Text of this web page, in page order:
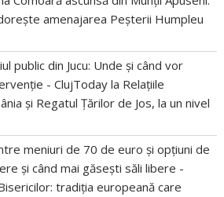
amenajarea Peșterii Humpleu
public din Jucu: Unde și când vor
- ClujToday la Relațiile
și Regatul Țărilor de Jos, la un nivel
meniuri de 70 de euro și opțiuni de
și când mai găsești săli libere -
tradiția europeană care